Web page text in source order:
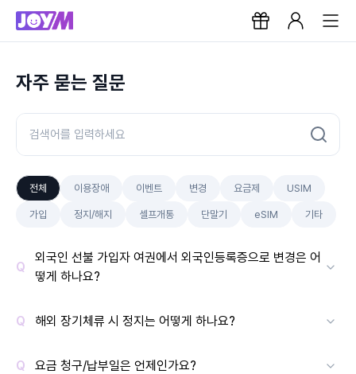
자주 묻는 질문
전체 이용장애 이벤트 변경 요금제 USIM
가입 정지/해지 셀프개통 단말기 eSIM 기타
외국인 선불 가입자 여권에서 외국인등록증으로 변경은 어
떻게 하나요?
해외 장기체류 시 정지는 어떻게 하나요?
요금 청구/납부일은 언제인가요?